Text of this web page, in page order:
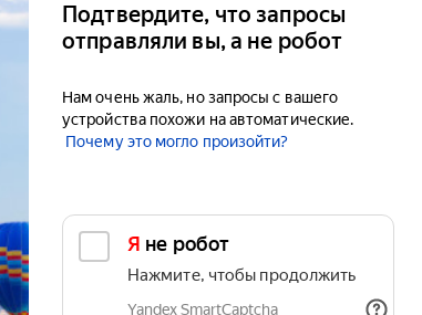
Подтвердите, что запросы
отправляли вы, а не робот
Нам очень жаль, но запросы с вашего
устройства похожи на автоматические.
Почему это могло произойти?
Я не робот
Нажмите, чтобы продолжить
Yandex SmartCaptcha